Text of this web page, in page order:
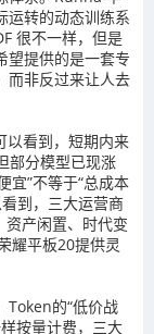
运转的动态训练系
很不一样，但是
望提供的是一套专
而非反过来让人去
看到，短期内来
部分模型已现涨
宜”不等于“总成本
到，三大运营商
产闲置、时代变
耀平板20提供灵
Token的“低价战
按量计费，三大